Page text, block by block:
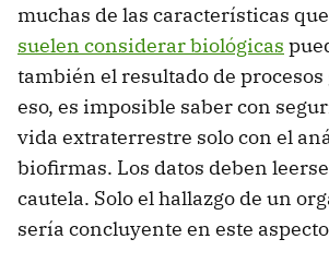
muchas de las características
suelen considerar biológicas
también el resultado de procesos
eso, es imposible saber con
vida extraterrestre solo con el
biofirmas. Los datos deben
cautela. Solo el hallazgo de un
sería concluyente en este